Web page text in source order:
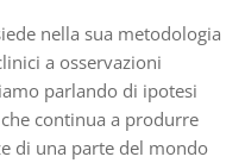
nella sua metodologia
a osservazioni
parlando di ipotesi
continua a produrre
di una parte del mondo